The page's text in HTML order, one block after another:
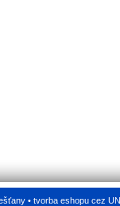
• tvorba eshopu cez